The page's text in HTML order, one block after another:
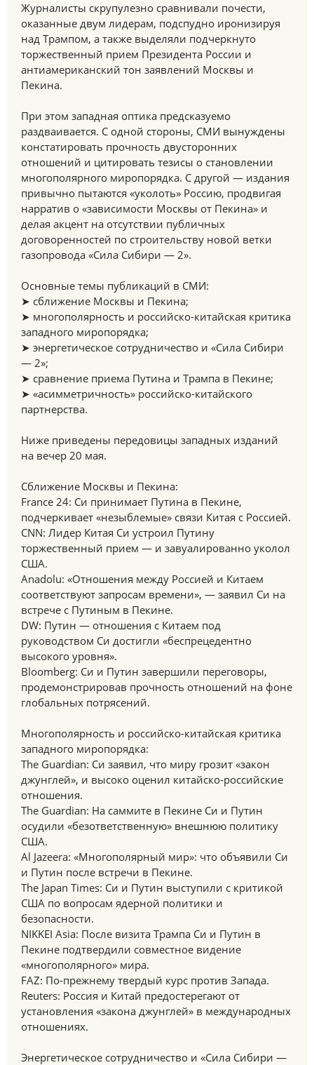
Журналисты скрупулезно сравнивали почести,
оказанные двум лидерам, подспудно иронизируя
над Трампом, а также выделяли подчеркнуто
торжественный прием Президента России и
антиамериканский тон заявлений Москвы и
Пекина.
При этом западная оптика предсказуемо
раздваивается. С одной стороны, СМИ вынуждены
констатировать прочность двусторонних
отношений и цитировать тезисы о становлении
многополярного миропорядка. С другой — издания
привычно пытаются «уколоть» Россию, продвигая
нарратив о «зависимости Москвы от Пекина» и
делая акцент на отсутствии публичных
договоренностей по строительству новой ветки
газопровода «Сила Сибири — 2».
Основные темы публикаций в СМИ:
➤ сближение Москвы и Пекина;
➤ многополярность и российско-китайская критика
западного миропорядка;
➤ энергетическое сотрудничество и «Сила Сибири
— 2»;
➤ сравнение приема Путина и Трампа в Пекине;
➤ «асимметричность» российско-китайского
партнерства.
Ниже приведены передовицы западных изданий
на вечер 20 мая.
Сближение Москвы и Пекина:
France 24: Си принимает Путина в Пекине,
подчеркивает «незыблемые» связи Китая с Россией.
CNN: Лидер Китая Си устроил Путину
торжественный прием — и завуалированно уколол
США.
Anadolu: «Отношения между Россией и Китаем
соответствуют запросам времени», — заявил Си на
встрече с Путиным в Пекине.
DW: Путин — отношения с Китаем под
руководством Си достигли «беспрецедентно
высокого уровня».
Bloomberg: Си и Путин завершили переговоры,
продемонстрировав прочность отношений на фоне
глобальных потрясений.
Многополярность и российско-китайская критика
западного миропорядка:
The Guardian: Си заявил, что миру грозит «закон
джунглей», и высоко оценил китайско-российские
отношения.
The Guardian: На саммите в Пекине Си и Путин
осудили «безответственную» внешнюю политику
США.
Al Jazeera: «Многополярный мир»: что объявили Си
и Путин после встречи в Пекине.
The Japan Times: Си и Путин выступили с критикой
США по вопросам ядерной политики и
безопасности.
NIKKEI Asia: После визита Трампа Си и Путин в
Пекине подтвердили совместное видение
«многополярного» мира.
FAZ: По-прежнему твердый курс против Запада.
Reuters: Россия и Китай предостерегают от
установления «закона джунглей» в международных
отношениях.
Энергетическое сотрудничество и «Сила Сибири —